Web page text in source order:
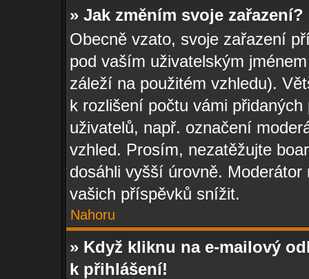
» Jak změním svoje zařazení?
Obecně vzato, svoje zařazení
pod vaším uživatelským
záleží na použitém vzhledu).
k rozlišení počtu vámi
uživatelů, např. označení
vzhled. Prosím, nezatěžujte
dosáhli vyšší úrovně.
vašich příspěvků snížit.
Nahoru
» Když kliknu na e-mailový
k přihlášení!